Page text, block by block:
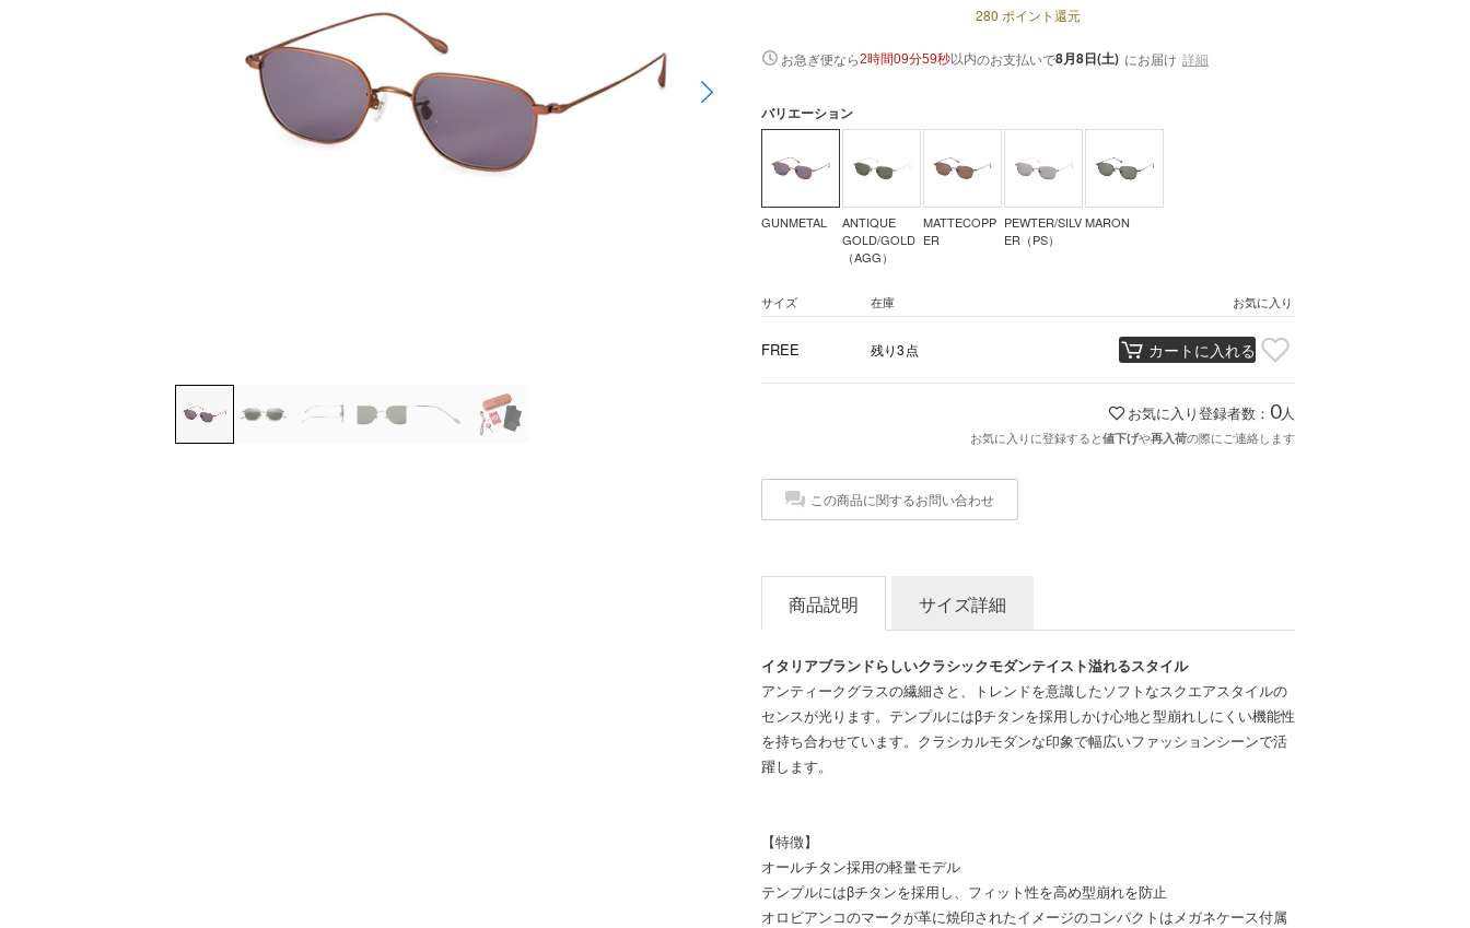
280 ポイント還元
お急ぎ便なら2時間09分58秒以内のお支払いで8月8日(土) にお届け 詳細
バリエーション
GUNMETAL
ANTIQUE
GOLD/GOLD
（AGG）
MATTECOPP
ER
PEWTER/SILV
ER（PS）
MARON
サイズ 在庫 お気に入り
FREE 残り3点 カートに入れる
お気に入り登録者数： 0人
お気に入りに登録すると値下げや再入荷の際にご連絡します
この商品に関するお問い合わせ
商品説明 サイズ詳細
イタリアブランドらしいクラシックモダンテイスト溢れるスタイル
アンティークグラスの繊細さと、トレンドを意識したソフトなスクエアスタイルの
センスが光ります。テンプルにはβチタンを採用しかけ心地と型崩れしにくい機能性
を持ち合わせています。クラシカルモダンな印象で幅広いファッションシーンで活
躍します。
【特徴】
オールチタン採用の軽量モデル
テンプルにはβチタンを採用し、フィット性を高め型崩れを防止
オロビアンコのマークが革に焼印されたイメージのコンパクトはメガネケース付属